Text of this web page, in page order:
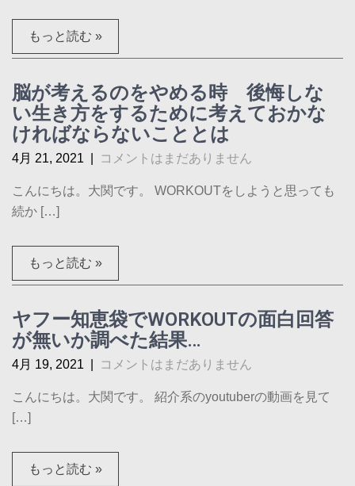
もっと読む »
脳が考えるのをやめる時 後悔しな
い生き方をするために考えておかな
ければならないこととは
4月 21, 2021 コメントはまだありません
こんにちは。大関です。 WORKOUTをしようと思っても
続か […]
もっと読む »
ヤフー知恵袋でWORKOUTの面白回答
が無いか調べた結果…
4月 19, 2021 コメントはまだありません
こんにちは。大関です。 紹介系のyoutuberの動画を見て
[…]
もっと読む »